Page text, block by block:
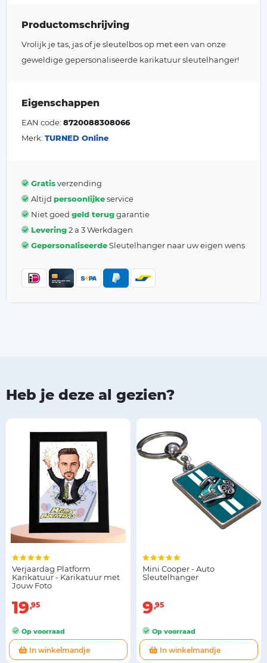
Productomschrijving
Vrolijk je tas, jas of je sleutelbos op met een van onze
geweldige gepersonaliseerde karikatuur sleutelhanger!
Eigenschappen
EAN code: 8720088308066
Merk: TURNED Online
Gratisverzending
Altijd persoonlijkeservice
Niet goed geld teruggarantie
Levering2 a 3 Werkdagen
GepersonaliseerdeSleutelhanger naar uw eigen wens
Heb je deze al gezien?
Verjaardag Platform
Karikatuur - Karikatuur met
Jouw Foto
19 95
Op voorraad
In winkelmandje
Mini Cooper - Auto
Sleutelhanger
9 95
Op voorraad
In winkelmandje